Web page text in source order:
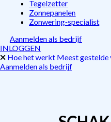
Tegelzetter
Zonnepanelen
Zonwering-specialist
Aanmelden als bedrijf
INLOGGEN
Hoe het werkt Meest gestelde
Aanmelden als bedrijf